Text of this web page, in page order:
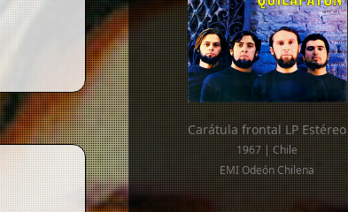
Carátula frontal LP Estéreo
1967 | Chile
EMI Odeón Chilena